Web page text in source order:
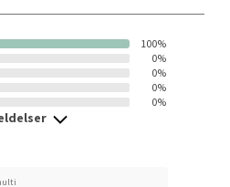
100%
0%
0%
0%
0%
Storsenter